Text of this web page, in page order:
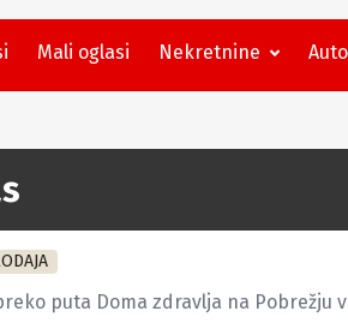
Mali oglasi Nekretnine
preko puta Doma zdravlja na